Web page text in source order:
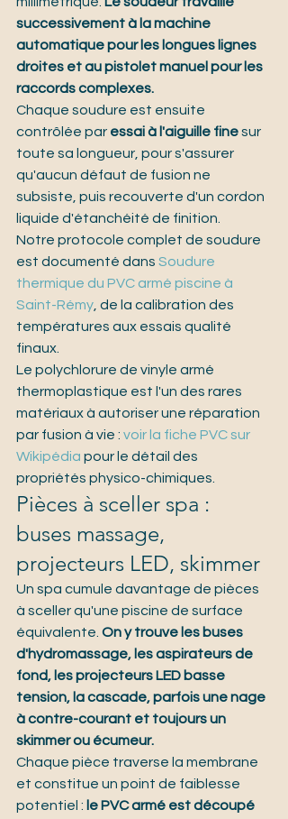
successivement à la machine
automatique pour les longues lignes
droites et au pistolet manuel pour les
raccords complexes.
Chaque soudure est ensuite
contrôlée par essai à l'aiguille fine sur
toute sa longueur, pour s'assurer
qu'aucun défaut de fusion ne
subsiste, puis recouverte d'un cordon
liquide d'étanchéité de finition.
Notre protocole complet de soudure
est documenté dans Soudure
thermique du PVC armé piscine à
Saint-Rémy, de la calibration des
températures aux essais qualité
finaux.
Le polychlorure de vinyle armé
thermoplastique est l'un des rares
matériaux à autoriser une réparation
par fusion à vie : voir la fiche PVC sur
Wikipédia pour le détail des
propriétés physico-chimiques.
Pièces à sceller spa :
buses massage,
projecteurs LED, skimmer
Un spa cumule davantage de pièces
à sceller qu'une piscine de surface
équivalente. On y trouve les buses
d'hydromassage, les aspirateurs de
fond, les projecteurs LED basse
tension, la cascade, parfois une nage
à contre-courant et toujours un
skimmer ou écumeur.
Chaque pièce traverse la membrane
et constitue un point de faiblesse
potentiel : le PVC armé est découpé